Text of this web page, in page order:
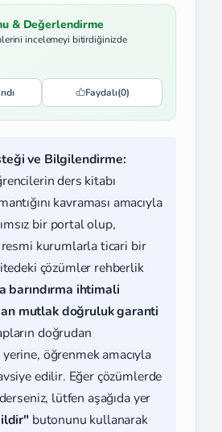
& Değerlendirme
incelemeyi bitirdiğinizde
Faydalı(0)
ve Bilgilendirme:
ders kitabı
kavraması amacıyla
bir portal olup,
resmi kurumlarla ticari bir
çözümler rehberlik
barındırma ihtimali
mutlak doğruluk garanti
doğrudan
öğrenmek amacıyla
edilir. Eğer çözümlerde
lütfen aşağıda yer
butonunu kullanarak